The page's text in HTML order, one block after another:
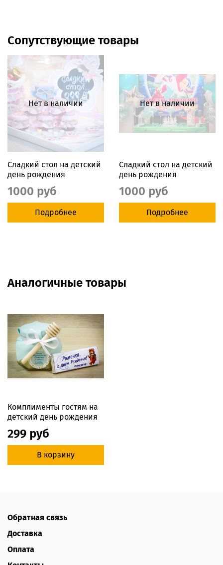
Сопутствующие товары
Нет в наличии
Сладкий стол на детский
день рождения
1000 руб
Подробнее
Нет в наличии
Сладкий стол на детский
день рождения
1000 руб
Подробнее
Аналогичные товары
Комплименты гостям на
детский день рождения
299 руб
В корзину
Обратная связь
Доставка
Оплата